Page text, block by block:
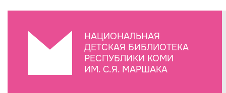
НАЦИОНАЛЬНАЯ
ДЕТСКАЯ БИБЛИОТЕКА
РЕСПУБЛИКИ КОМИ
ИМ. С.Я. МАРШАКА